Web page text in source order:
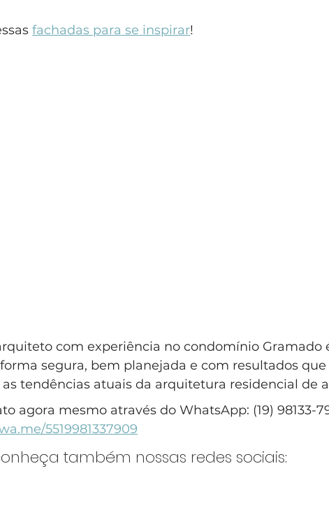
fachadas para se inspirar!
com experiência no condomínio Gramado
segura, bem planejada e com resultados
tendências atuais da arquitetura residencial de
agora mesmo através do WhatsApp: (19) 98133-
5519981337909
também nossas redes sociais: